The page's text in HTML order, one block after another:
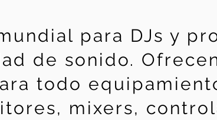
para DJs y
de sonido.
todo
mixers,